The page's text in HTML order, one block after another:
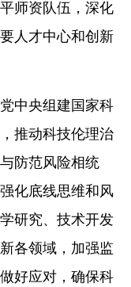
师资队伍，深化
人才中心和创新
中央组建国家科
推动科技伦理治
防范风险相统
化底线思维和风
研究、技术开发
各领域，加强监
好应对，确保科